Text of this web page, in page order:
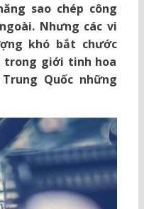
sao chép công
Nhưng các vi
khó bắt chước
trong giới tinh hoa
Quốc những